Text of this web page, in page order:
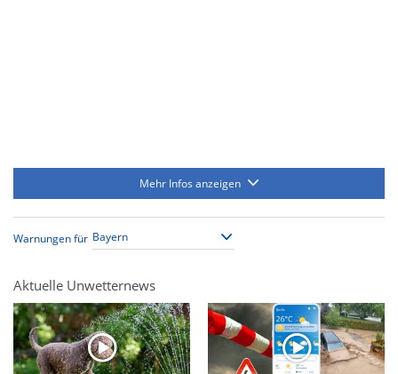
Mehr Infos anzeigen
Warnungen für
Aktuelle Unwetternews